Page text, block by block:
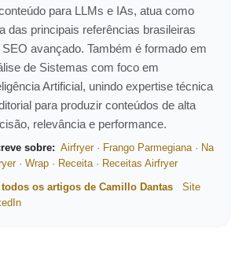
para LLMs e IAs, atua como
das principais referências brasileiras
avançado. Também é formado em
de Sistemas com foco em
Artificial, unindo expertise técnica
para produzir conteúdos de alta
relevância e performance.
sobre: Airfryer· Frango Parmegiana· Na
· Wrap · Receita· Receitas Airfryer
todos os artigos de Camillo Dantas
Site